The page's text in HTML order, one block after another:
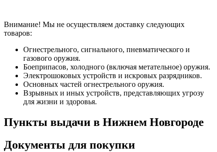
Внимание! Мы не осуществляем доставку следующих
товаров:
Огнестрельного, сигнального, пневматического и
газового оружия.
Боеприпасов, холодного (включая метательное) оружия.
Электрошоковых устройств и искровых разрядников.
Основных частей огнестрельного оружия.
Взрывных и иных устройств, представляющих угрозу
для жизни и здоровья.
Пункты выдачи в Нижнем Новгороде
Документы для покупки